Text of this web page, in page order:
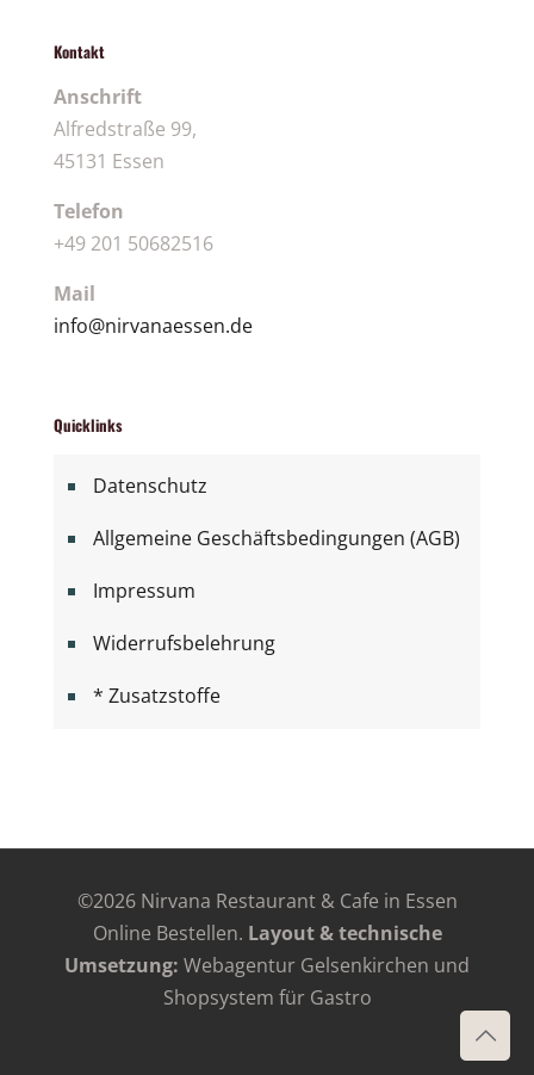
Kontakt
Anschrift
Alfredstraße 99,
45131 Essen
Telefon
+49 201 50682516
Mail
info@nirvanaessen.de
Quicklinks
Datenschutz
Allgemeine Geschäftsbedingungen (AGB)
Impressum
Widerrufsbelehrung
* Zusatzstoffe
©2026 Nirvana Restaurant & Cafe in Essen
Online Bestellen. Layout & technische
Umsetzung: Webagentur Gelsenkirchen und
Shopsystem für Gastro